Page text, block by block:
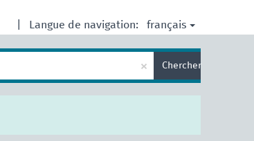
Langue de navigation: français
× Chercher